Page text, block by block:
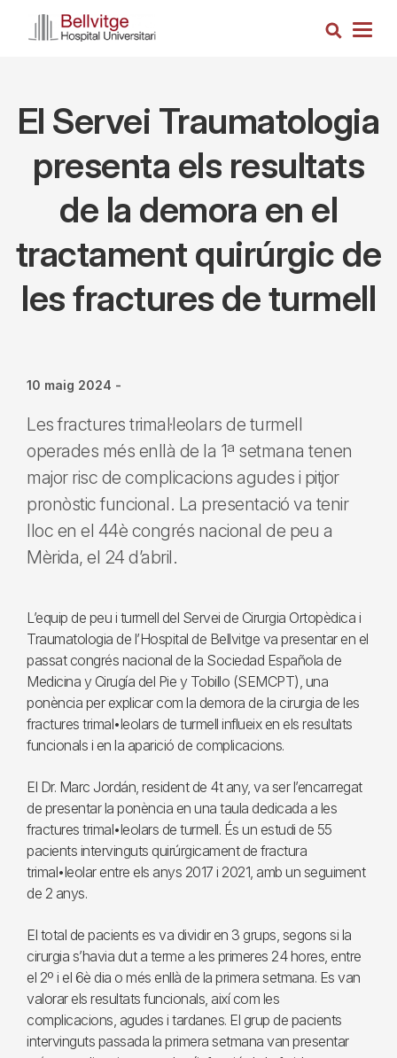
Cerca
El Servei Traumatologia
presenta els resultats
de la demora en el
tractament quirúrgic de
les fractures de turmell
10 maig 2024 -
Les fractures trimal·leolars de turmell
operades més enllà de la 1ª setmana tenen
major risc de complicacions agudes i pitjor
pronòstic funcional. La presentació va tenir
lloc en el 44è congrés nacional de peu a
Mèrida, el 24 d’abril.
L’equip de peu i turmell del Servei de Cirurgia Ortopèdica i
Traumatologia de l’Hospital de Bellvitge va presentar en el
passat congrés nacional de la Sociedad Española de
Medicina y Cirugía del Pie y Tobillo (SEMCPT), una
ponència per explicar com la demora de la cirurgia de les
fractures trimal•leolars de turmell influeix en els resultats
funcionals i en la aparició de complicacions.
El Dr. Marc Jordán, resident de 4t any, va ser l’encarregat
de presentar la ponència en una taula dedicada a les
fractures trimal•leolars de turmell. És un estudi de 55
pacients intervinguts quirúrgicament de fractura
trimal•leolar entre els anys 2017 i 2021, amb un seguiment
de 2 anys.
El total de pacients es va dividir en 3 grups, segons si la
cirurgia s’havia dut a terme a les primeres 24 hores, entre
el 2º i el 6è dia o més enllà de la primera setmana. Es van
valorar els resultats funcionals, així com les
complicacions, agudes i tardanes. El grup de pacients
intervinguts passada la primera setmana van presentar